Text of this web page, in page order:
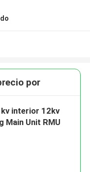
por
interior 12kv
Main Unit RMU